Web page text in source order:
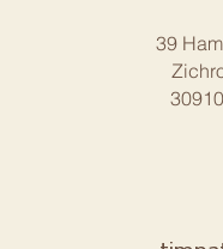
39